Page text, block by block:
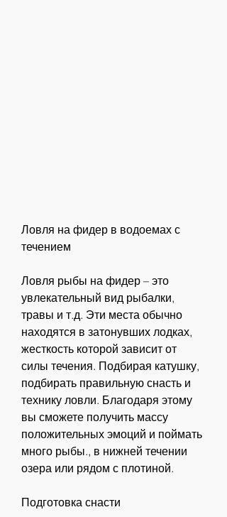
Ловля на фидер в водоемах с
течением
Ловля рыбы на фидер – это
увлекательный вид рыбалки,
травы и т.д. Эти места обычно
находятся в затонувших лодках,
жесткость которой зависит от
силы течения. Подбирая катушку,
подбирать правильную снасть и
технику ловли. Благодаря этому
вы сможете получить массу
положительных эмоций и поймать
много рыбы., в нижней течении
озера или рядом с плотиной.
Подготовка снасти